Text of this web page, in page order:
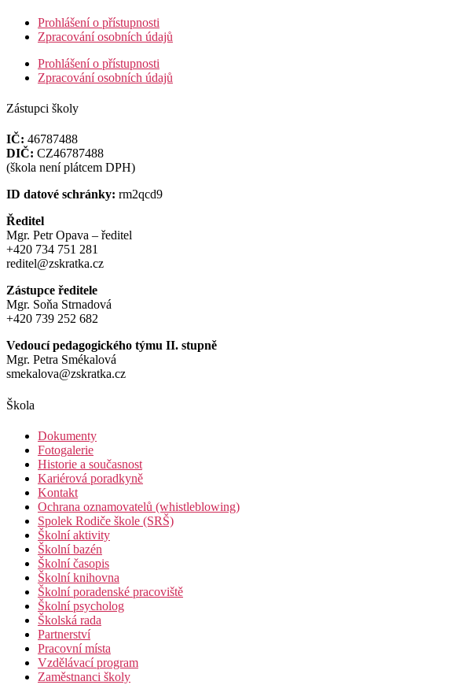
Prohlášení o přístupnosti
Zpracování osobních údajů
Prohlášení o přístupnosti
Zpracování osobních údajů
Zástupci školy
IČ: 46787488
DIČ: CZ46787488
(škola není plátcem DPH)
ID datové schránky: rm2qcd9
Ředitel
Mgr. Petr Opava – ředitel
+420 734 751 281
reditel@zskratka.cz
Zástupce ředitele
Mgr. Soňa Strnadová
+420 739 252 682
Vedoucí pedagogického týmu II. stupně
Mgr. Petra Smékalová
smekalova@zskratka.cz
Škola
Dokumenty
Fotogalerie
Historie a současnost
Kariérová poradkyně
Kontakt
Ochrana oznamovatelů (whistleblowing)
Spolek Rodiče škole (SRŠ)
Školní aktivity
Školní bazén
Školní časopis
Školní knihovna
Školní poradenské pracoviště
Školní psycholog
Školská rada
Partnerství
Pracovní místa
Vzdělávací program
Zaměstnanci školy